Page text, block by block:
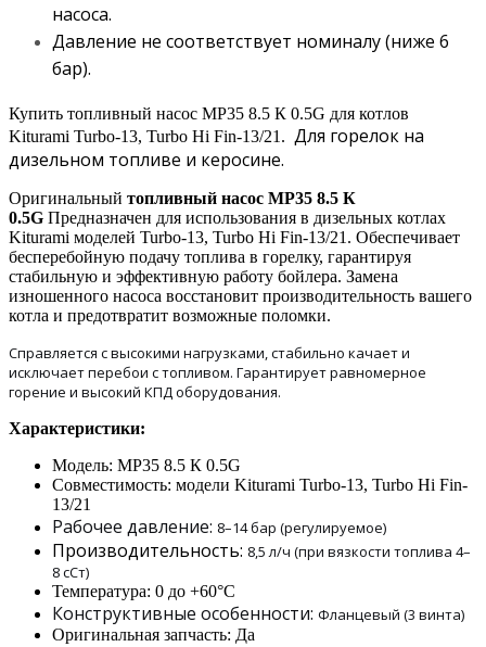
насоса.
Давление не соответствует номиналу (ниже 6
бар).
Купить топливный насос МР35 8.5 К 0.5G для котлов
Kiturami Turbo-13, Turbo Hi Fin-13/21 . Для горелок на
дизельном топливе и керосине.
Оригинальный топливный насос МР35 8.5 К
0.5G Предназначен для использования в дизельных котлах
Kiturami моделей Turbo-13, Turbo Hi Fin-13/21 . Обеспечивает
бесперебойную подачу топлива в горелку, гарантируя
стабильную и эффективную работу бойлера. Замена
изношенного насоса восстановит производительность вашего
котла и предотвратит возможные поломки.
Справляется с высокими нагрузками, стабильно качает и
исключает перебои с топливом. Гарантирует равномерное
горение и высокий КПД оборудования.
Характеристики:
Модель: МР35 8.5 К 0.5G
Совместимость: модели Kiturami Turbo-13, Turbo Hi Fin-
13/21
Рабочее давление: 8–14 бар (регулируемое)
Производительность: 8,5 л/ч (при вязкости топлива 4–
8 сСт)
Температура: 0 до +60°C
Конструктивные особенности: Фланцевый (3 винта)
Оригинальная запчасть: Да